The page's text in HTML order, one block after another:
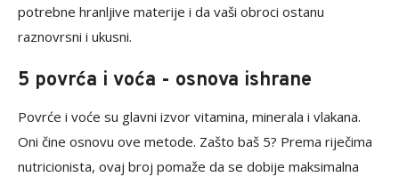
potrebne hranljive materije i da vaši obroci ostanu
raznovrsni i ukusni.
5 povrća i voća - osnova ishrane
Povrće i voće su glavni izvor vitamina, minerala i vlakana.
Oni čine osnovu ove metode. Zašto baš 5? Prema riječima
nutricionista, ovaj broj pomaže da se dobije maksimalna